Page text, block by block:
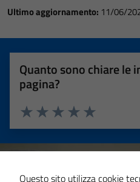
Ultimo aggiornamento: 11/06/
Quanto sono chiare le
pagina?
Valuta 5
Valuta 4 stelle su
Valuta 3 stelle su 5
Valuta 2 stelle su 5
Valuta 1 stelle su 5
Questo sito utilizza cookie